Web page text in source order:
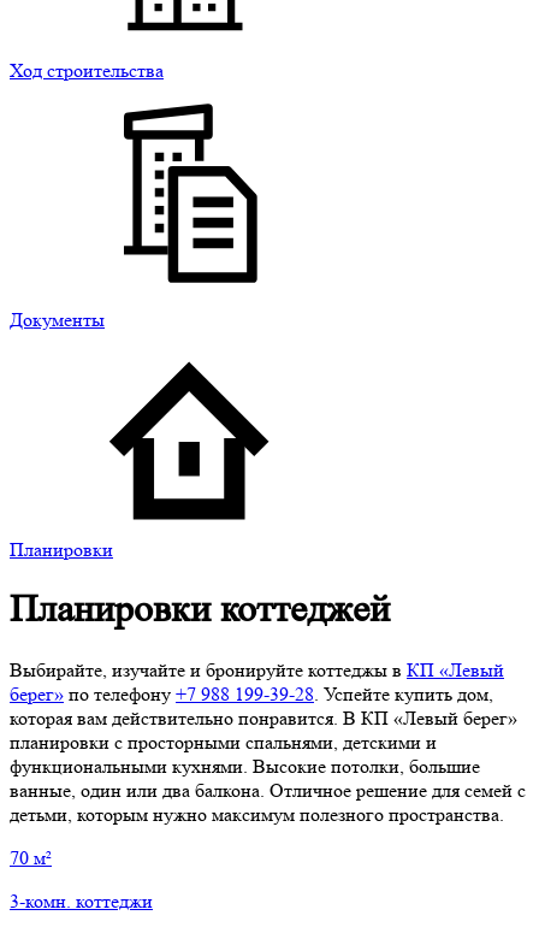
Ход строительства
Документы
Планировки
Планировки коттеджей
Выбирайте, изучайте и бронируйте коттеджы в КП «Левый
берег» по телефону +7 988 199‑39‑28. Успейте купить дом,
которая вам действительно понравится. В КП «Левый берег»
планировки с просторными спальнями, детскими и
функциональными кухнями. Высокие потолки, большие
ванные, один или два балкона. Отличное решение для семей с
детьми, которым нужно максимум полезного пространства.
70 м²
3-комн. коттеджи